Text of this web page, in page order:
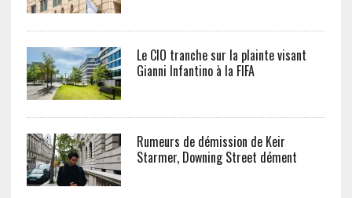
Le CIO tranche sur la plainte visant
Gianni Infantino à la FIFA
Rumeurs de démission de Keir
Starmer, Downing Street dément